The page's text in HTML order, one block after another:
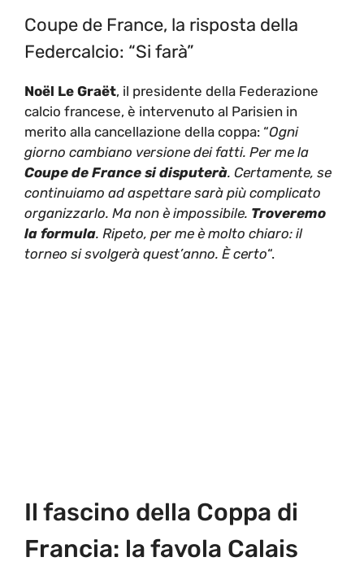
Coupe de France, la risposta della
Federcalcio: “Si farà”
Noël Le Graët, il presidente della Federazione
calcio francese, è intervenuto al Parisien in
merito alla cancellazione della coppa: “Ogni
giorno cambiano versione dei fatti. Per me la
Coupe de France si disputerà. Certamente, se
continuiamo ad aspettare sarà più complicato
organizzarlo. Ma non è impossibile. Troveremo
la formula. Ripeto, per me è molto chiaro: il
torneo si svolgerà quest’anno. È certo“.
Il fascino della Coppa di
Francia: la favola Calais